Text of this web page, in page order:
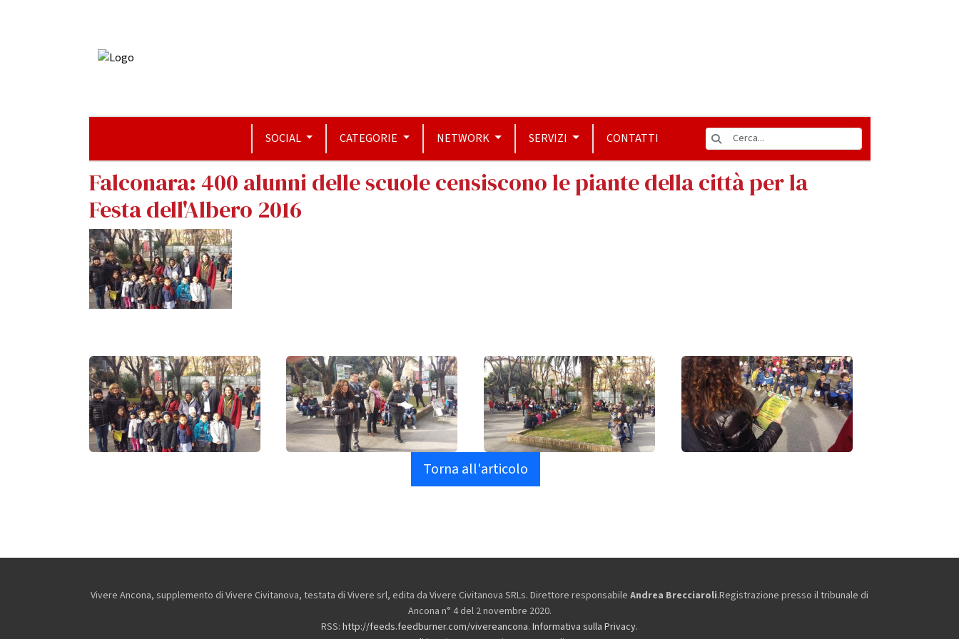
SOCIAL CATEGORIE NETWORK SERVIZI CONTATTI
Falconara: 400 alunni delle scuole censiscono le piante della città per la
Festa dell'Albero 2016
Torna all'articolo
Vivere Ancona, supplemento di Vivere Civitanova, testata di Vivere srl, edita da Vivere Civitanova SRLs. Direttore responsabile Andrea Brecciaroli.Registrazione presso il tribunale di
Ancona n° 4 del 2 novembre 2020.
RSS: http://feeds.feedburner.com/vivereancona. Informativa sulla Privacy.